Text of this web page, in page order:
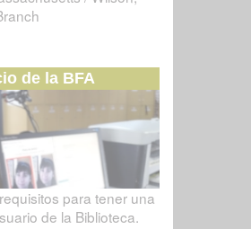
de la BFA
para tener una
de la Biblioteca.